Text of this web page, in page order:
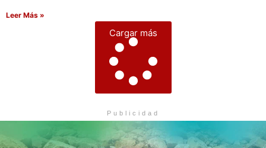
Leer Más »
Cargar más
Publicidad